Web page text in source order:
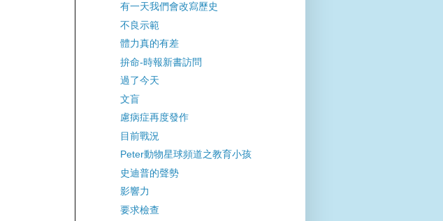
有一天我們會改寫歷史
不良示範
體力真的有差
拚命-時報新書訪問
過了今天
文盲
慮病症再度發作
目前戰況
Peter動物星球頻道之教育小孩
史迪普的聲勢
影響力
要求檢查